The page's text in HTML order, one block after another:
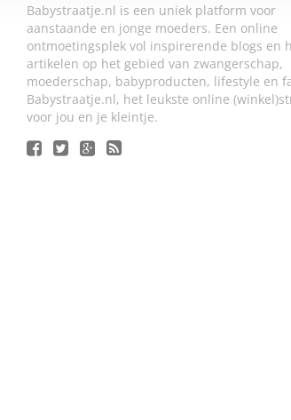
Babystraatje.nl is een uniek platform voor
aanstaande en jonge moeders. Een online
ontmoetingsplek vol inspirerende blogs en
artikelen op het gebied van zwangerschap,
moederschap, babyproducten, lifestyle en
Babystraatje.nl, het leukste online
voor jou en je kleintje.